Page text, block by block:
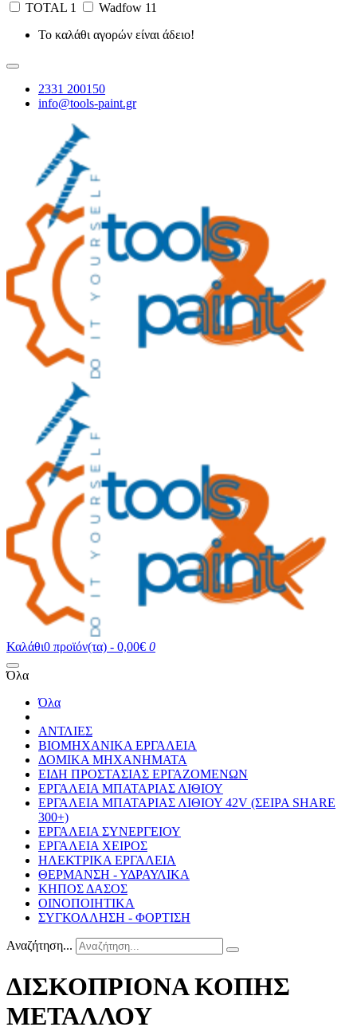
TOTAL 1 Wadfow 11
Το καλάθι αγορών είναι άδειο!
2331 200150
info@tools-paint.gr
Καλάθι0 προϊόν(τα) - 0,00€ 0
Όλα
Όλα
ΑΝΤΛΙΕΣ
ΒΙΟΜΗΧΑΝΙΚΑ ΕΡΓΑΛΕΙΑ
ΔΟΜΙΚΑ ΜΗΧΑΝΗΜΑΤΑ
ΕΙΔΗ ΠΡΟΣΤΑΣΙΑΣ ΕΡΓΑΖΟΜΕΝΩΝ
ΕΡΓΑΛΕΙΑ ΜΠΑΤΑΡΙΑΣ ΛΙΘΙΟΥ
ΕΡΓΑΛΕΙΑ ΜΠΑΤΑΡΙΑΣ ΛΙΘΙΟΥ 42V (ΣΕΙΡΑ SHARE
300+)
ΕΡΓΑΛΕΙΑ ΣΥΝΕΡΓΕΙΟΥ
ΕΡΓΑΛΕΙΑ ΧΕΙΡΟΣ
ΗΛΕΚΤΡΙΚΑ ΕΡΓΑΛΕΙΑ
ΘΕΡΜΑΝΣΗ - ΥΔΡΑΥΛΙΚΑ
ΚΗΠΟΣ ΔΑΣΟΣ
ΟΙΝΟΠΟΙΗΤΙΚΑ
ΣΥΓΚΟΛΛΗΣΗ - ΦΟΡΤΙΣΗ
Αναζήτηση...
ΔΙΣΚΟΠΡΙΟΝΑ ΚΟΠΗΣ
ΜΕΤΑΛΛΟΥ